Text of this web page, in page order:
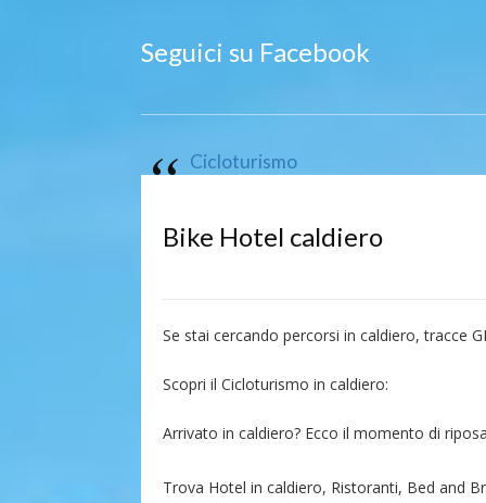
Seguici su Facebook
Cicloturismo
Bike Hotel caldiero
Se stai cercando percorsi in caldiero, tracce
Scopri il Cicloturismo in caldiero:
Arrivato in caldiero? Ecco il momento di
Trova Hotel in caldiero, Ristoranti, Bed and